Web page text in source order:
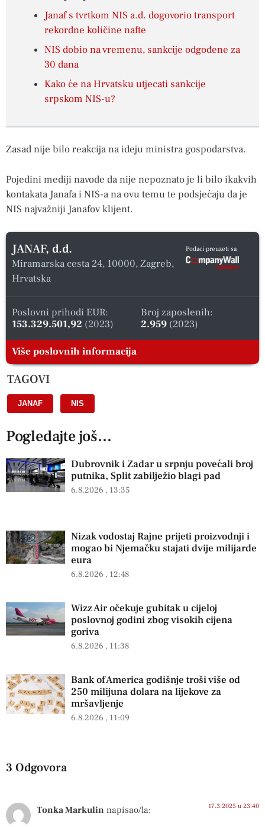
Janaf s tvrtkom NIS a.d. dogovorio transport
rekordne količine nafte
NIS dobio na vremenu, sankcije odgođene za
30 dana
Kako će na Hrvatsku utjecati sankcije
srpskom NIS-u?
Zasad nije bilo reakcija na ideju ministra gospodarstva.
Pojedini mediji navode da nije nepoznato je li bilo ikakvih
kontakata Janafa i NIS-a na ovu temu te podsjećaju da je
NIS najvažniji Janafov klijent.
JANAF, d.d.
Miramarska cesta 24, 10000, Zagreb,
Hrvatska
Podaci preuzeti sa
Poslovni prihodi EUR:
153.329.501,92 (2023)
Broj zaposlenih:
2.959 (2023)
Više poslovnih informacija
TAGOVI
JANAF NIS
Pogledajte još...
Dubrovnik i Zadar u srpnju povećali broj
putnika, Split zabilježio blagi pad
6.8.2026 13:35
Nizak vodostaj Rajne prijeti proizvodnji i
mogao bi Njemačku stajati dvije milijarde
eura
6.8.2026 12:48
Wizz Air očekuje gubitak u cijeloj
poslovnoj godini zbog visokih cijena
goriva
6.8.2026 11:38
Bank of America godišnje troši više od
250 milijuna dolara na lijekove za
mršavljenje
6.8.2026 11:09
3 Odgovora
Tonka Markulin napisao/la: 17.3.2025 u 23:40